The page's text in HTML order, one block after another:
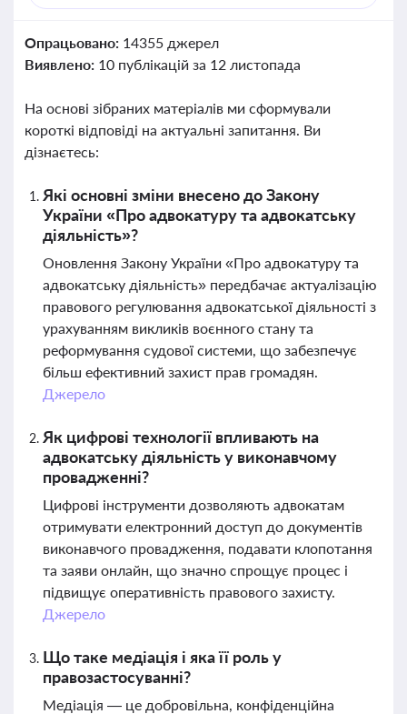
Опрацьовано: 14355 джерел
Виявлено: 10 публікацій за 12 листопада
На основі зібраних матеріалів ми сформували
короткі відповіді на актуальні запитання. Ви
дізнаєтесь:
Які основні зміни внесено до Закону
України «Про адвокатуру та адвокатську
діяльність»?
Оновлення Закону України «Про адвокатуру та
адвокатську діяльність» передбачає актуалізацію
правового регулювання адвокатської діяльності з
урахуванням викликів воєнного стану та
реформування судової системи, що забезпечує
більш ефективний захист прав громадян.
Джерело
Як цифрові технології впливають на
адвокатську діяльність у виконавчому
провадженні?
Цифрові інструменти дозволяють адвокатам
отримувати електронний доступ до документів
виконавчого провадження, подавати клопотання
та заяви онлайн, що значно спрощує процес і
підвищує оперативність правового захисту.
Джерело
Що таке медіація і яка її роль у
правозастосуванні?
Медіація — це добровільна, конфіденційна